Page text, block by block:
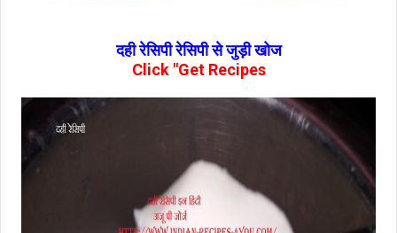
दही रेसिपी रेसिपी से जुड़ी खोज
Click "Get Recipes